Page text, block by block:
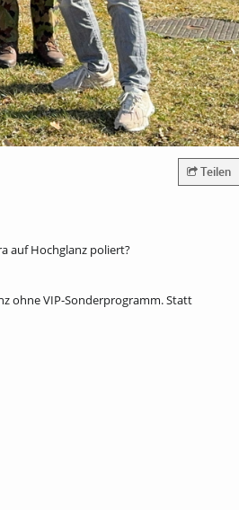
Teilen
auf Hochglanz poliert?
ohne VIP-Sonderprogramm. Statt